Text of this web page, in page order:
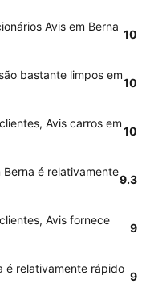
Avis em Berna
10
bastante limpos em
10
Avis carros em
10
é relativamente
9.3
Avis fornece
9
é relativamente rápido
9